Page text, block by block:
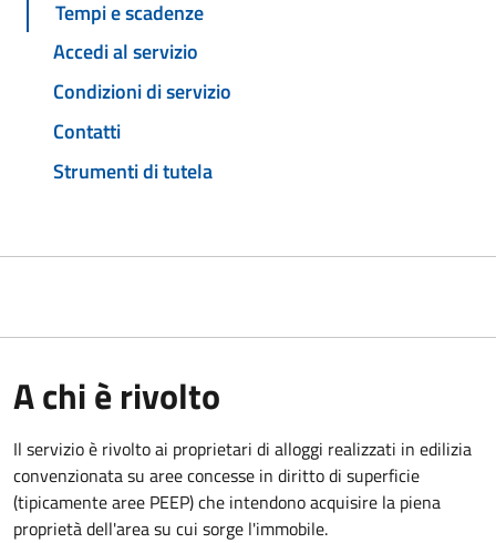
Tempi e scadenze
Accedi al servizio
Condizioni di servizio
Contatti
Strumenti di tutela
A chi è rivolto
Il servizio è rivolto ai proprietari di alloggi realizzati in edilizia
convenzionata su aree concesse in diritto di superficie
(tipicamente aree PEEP) che intendono acquisire la piena
proprietà dell'area su cui sorge l'immobile.